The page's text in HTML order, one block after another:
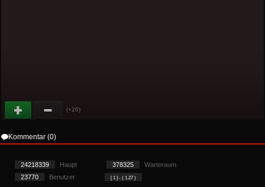
(+26)
Kommentar (0)
24218339 Haupt 378325
Warteraum
23770
Benutzer [ 1 ] - ( 1.27 )